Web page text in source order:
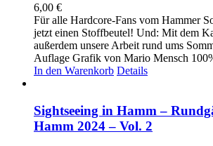
6,00 €
Für alle Hardcore-Fans vom Hammer
jetzt einen Stoffbeutel! Und: Mit dem
außerdem unsere Arbeit rund ums
Auflage Grafik von Mario Mensch
In den Warenkorb Details
Sightseeing in Hamm –
Hamm 2024 – Vol. 2